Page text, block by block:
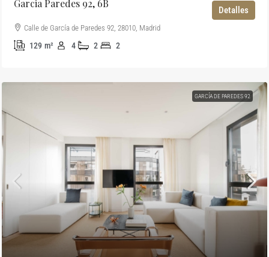
Garcia Paredes 92, 6B
Calle de García de Paredes 92, 28010, Madrid
2
2
4
129 m²
Detalles
GARCÍA DE PAREDES 92